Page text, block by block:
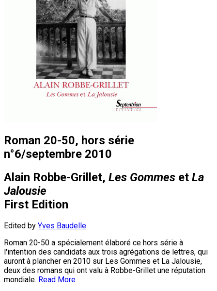
Roman 20-50, hors série
n°6/septembre 2010
Alain Robbe-Grillet, Les Gommes et La
Jalousie
First Edition
Edited by Yves Baudelle
Roman 20-50 a spécialement élaboré ce hors série à
l'intention des candidats aux trois agrégations de lettres, qui
auront à plancher en 2010 sur Les Gommes et La Jalousie,
deux des romans qui ont valu à Robbe-Grillet une réputation
mondiale. Read More